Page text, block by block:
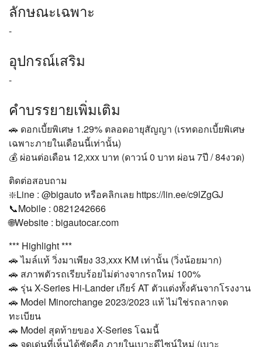
ลักษณะเฉพาะ
-
อุปกรณ์เสริม
-
คำบรรยายเพิ่มเติม
🚗 ดอกเบี้ยพิเศษ 1.29% ตลอดอายุสัญญา (เรทดอกเบี้ยพิเศษ
เฉพาะภายในเดือนนี้เท่านั้น)
💰 ผ่อนต่อเดือน 12,xxx บาท (ดาวน์ 0 บาท ผ่อน 7ปี / 84งวด)
ติดต่อสอบถาม
❇️Line : @bigauto หรือคลิกเลย https://lin.ee/c9lZgGJ
📞Mobile : 0821242666
🌐Website : bigautocar.com
*** Highlight ***
🚗 ไมล์แท้ วิ่งมาเพียง 33,xxx KM เท่านั้น (วิ่งน้อยมาก)
🚗 สภาพตัวรถเรียบร้อยไม่ต่างจากรถใหม่ 100%
🚗 รุ่น X-Series Hi-Lander เกียร์ AT ตัวแต่งทั้งคันจากโรงงาน
🚗 Model Minorchange 2023/2023 แท้ ไม่ใช่รถลากจด
ทะเบียน
🚗 Model สุดท้ายของ X-Series โฉมนี้
🚗 จุดเด่นที่เห็นได้ชัดคือ ภายในเบาะดีไซน์ใหม่ (เบาะ